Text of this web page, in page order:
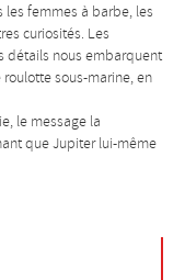
les femmes à barbe, les
curiosités. Les
détails nous embarquent
sous-marine, en
le message la
que Jupiter lui-même